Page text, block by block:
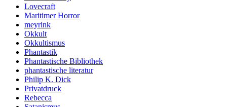
Lovecraft
Maritimer Horror
meyrink
Okkult
Okkultismus
Phantastik
Phantastische Bibliothek
phantastische literatur
Philip K. Dick
Privatdruck
Rebecca